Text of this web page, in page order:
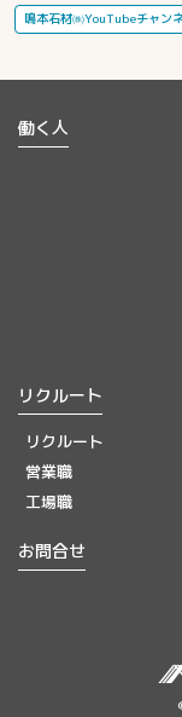
鳴本石材㈱YouTubeチャン
働く人
リクルート
リクルート
営業職
工場職
お問合せ